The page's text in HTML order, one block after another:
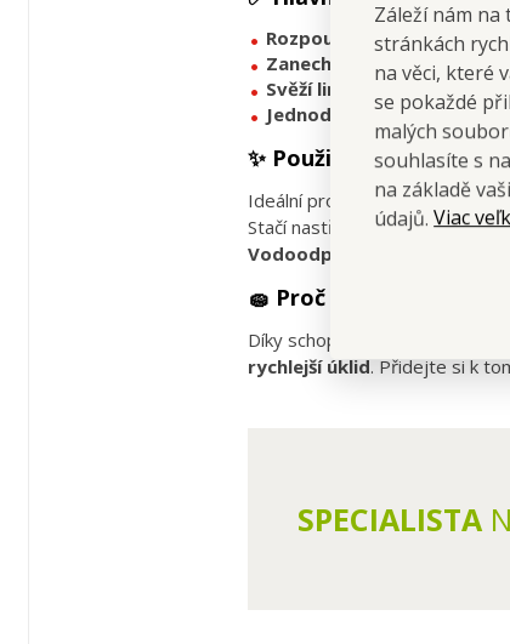
Záleží nám na
stránkách
na věci, které
se pokaždé
malých
souhlasíte s
na základě
údajů.Viac
Rozpouští vodní kámen,
Zanechává ochranný
Svěží limetková parfemace
Jednoduché použitídíky
✨ Použití
Ideální pro umyvadla, vany,
Stačí nastříkat na znečištěný
Vodoodpudivý efekt
se
🧽 Proč si ho zamilujete
Díky schopnosti odpuzovat
rychlejší úklid. Přidejte si k
SPECIALISTA